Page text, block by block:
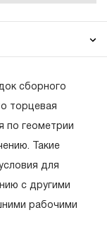
сборного
торцевая
по геометрии
Такие
для
с другими
рабочими
включает в
поддержания
периода
10, 11, 12, 13,
14, 15, 17, 19
мм.;